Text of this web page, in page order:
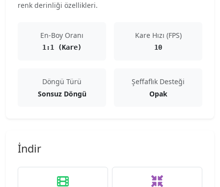
renk derinliği özellikleri.
En-Boy Oranı
1:1 (Kare)
Kare Hızı (FPS)
10
Döngü Türü
Sonsuz Döngü
Şeffaflık Desteği
Opak
İndir